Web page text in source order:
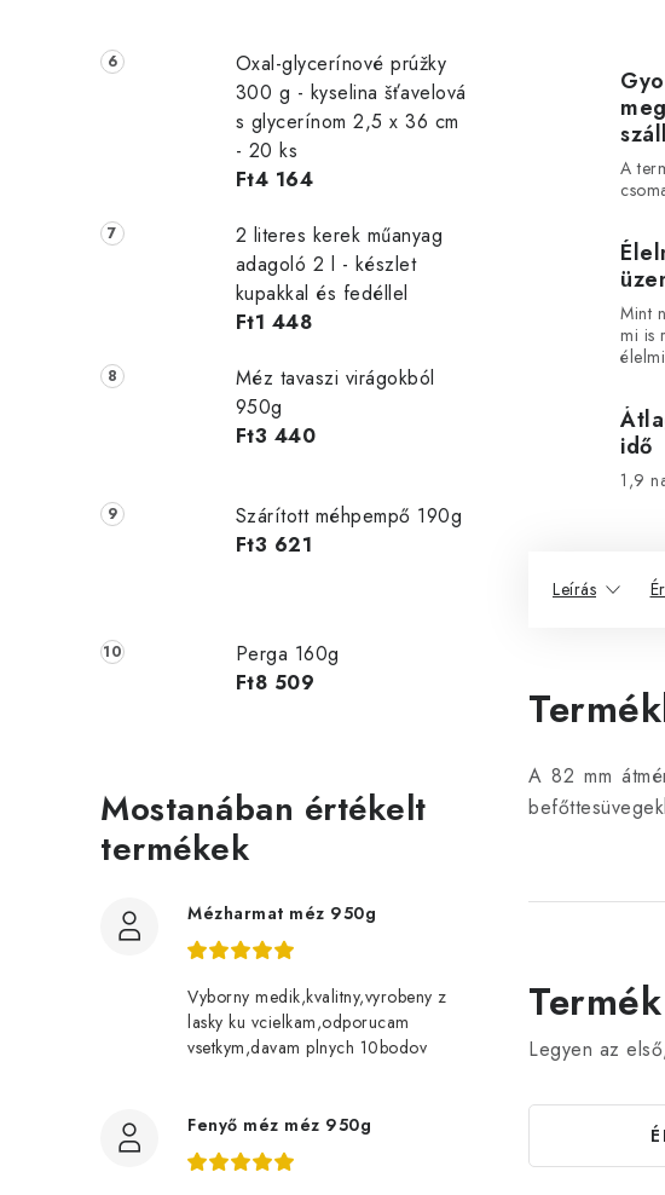
Oxal-glycerínové prúžky
300 g - kyselina šťavelová
s glycerínom 2,5 x 36 cm
- 20 ks
Ft4 164
2 literes kerek műanyag
adagoló 2 l - készlet
kupakkal és fedéllel
Ft1 448
Méz tavaszi virágokból
950g
Ft3 440
Szárított méhpempő 190g
Ft3 621
Perga 160g
Ft8 509
Mostanában értékelt
termékek
Mézharmat méz 950g
Vyborny medik,kvalitny,vyrobeny z
lasky ku vcielkam,odporucam
vsetkym,davam plnych 10bodov
Fenyő méz méz 950g
A
Mint
mi is
idő
1,9
Leírás
A 82 mm
Legyen az